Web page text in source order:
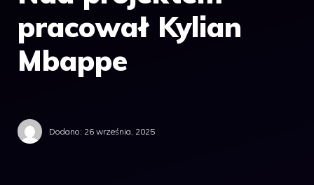
pracował Kylian
Mbappe
Dodano: 26 września, 2025